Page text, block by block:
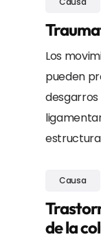
Los
pueden
Causa
de la